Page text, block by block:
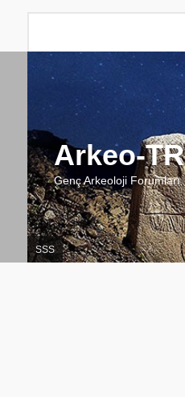
Arkeo-TR
Genç Arkeoloji Forumları
SSS